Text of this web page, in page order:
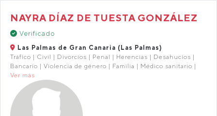
NAYRA DÍAZ DE TUESTA GONZÁLEZ
Verificado
Las Palmas de Gran Canaria (Las Palmas)
Tráfico | Civil | Divorcios | Penal | Herencias | Desahucios |
Bancario | Violencia de género | Familia | Médico sanitario |
Ver más